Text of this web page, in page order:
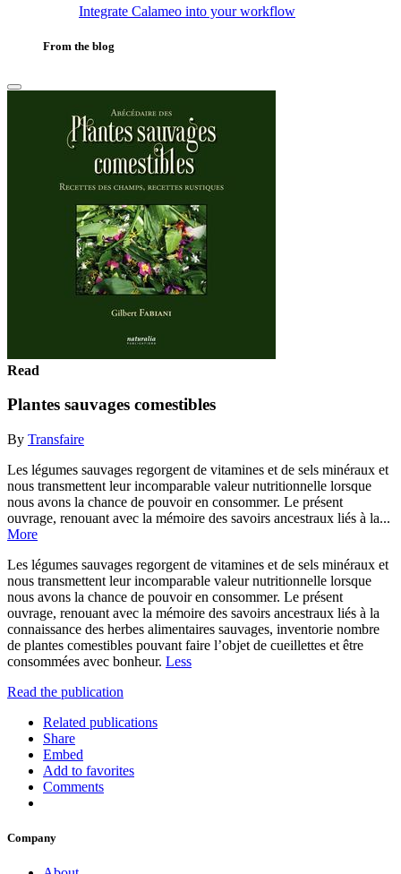
Integrate Calameo into your workflow
From the blog
Read
Plantes sauvages comestibles
By Transfaire
Les légumes sauvages regorgent de vitamines et de sels minéraux et
nous transmettent leur incomparable valeur nutritionnelle lorsque
nous avons la chance de pouvoir en consommer. Le présent
ouvrage, renouant avec la mémoire des savoirs ancestraux liés à la...
More
Les légumes sauvages regorgent de vitamines et de sels minéraux et
nous transmettent leur incomparable valeur nutritionnelle lorsque
nous avons la chance de pouvoir en consommer. Le présent
ouvrage, renouant avec la mémoire des savoirs ancestraux liés à la
connaissance des herbes alimentaires sauvages, inventorie nombre
de plantes comestibles pouvant faire l’objet de cueillettes et être
consommées avec bonheur. Less
Read the publication
Related publications
Share
Embed
Add to favorites
Comments
Company